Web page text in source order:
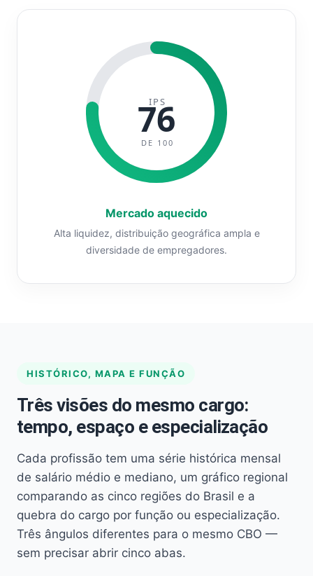
IPS
76
DE 100
Mercado aquecido
Alta liquidez, distribuição geográfica ampla e
diversidade de empregadores.
HISTÓRICO, MAPA E FUNÇÃO
Três visões do mesmo cargo:
tempo, espaço e especialização
Cada profissão tem uma série histórica mensal
de salário médio e mediano, um gráfico regional
comparando as cinco regiões do Brasil e a
quebra do cargo por função ou especialização.
Três ângulos diferentes para o mesmo CBO —
sem precisar abrir cinco abas.